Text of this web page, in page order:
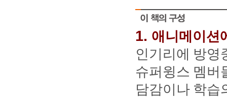
1. 애니메이션
인기리에 방영
슈퍼윙스 멤버
담감이나 학습